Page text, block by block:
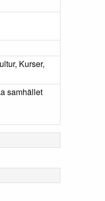
Kurser,
samhället